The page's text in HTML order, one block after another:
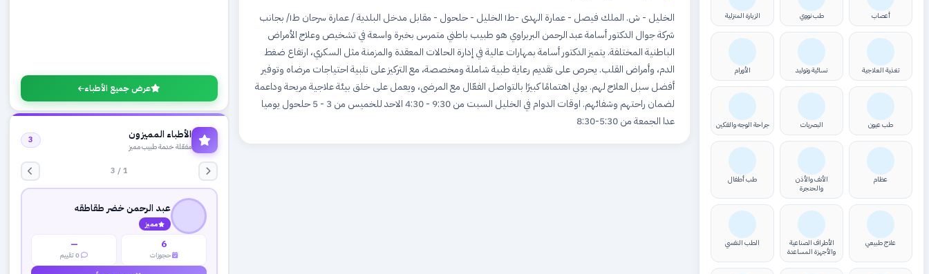
أعصاب طب نووي الزيارة المنزلية
تغذية العلاجية نسائية وتوليد الأورام
طب عيون البصريات جراحة الوجه والفكين
عظام
الأنف والأذن
والحنجرة
طب أطفال
علاج طبيعي
الأطراف الصناعية
والأجهزة المساعدة
الطب النفسي
الخليل - ش. الملك فيصل - عمارة الهدى -ط١ الخليل - حلحول - مقابل مدخل البلدية / عمارة سرحان ط١/ بجانب
شركة جوال الدكتور أسامة عبد الرحمن البربراوي هو طبيب باطني متمرس بخبرة واسعة في تشخيص وعلاج الأمراض
الباطنية المختلفة. يتميز الدكتور أسامة بمهارات عالية في إدارة الحالات المعقدة والمزمنة مثل السكري، ارتفاع ضغط
الدم، وأمراض القلب. يحرص على تقديم رعاية طبية شاملة ومخصصة، مع التركيز على تلبية احتياجات مرضاه وتوفير
أفضل سبل العلاج لهم. يولي اهتمامًا كبيرًا بالتواصل الفعّال مع المرضى، ويعمل على خلق بيئة علاجية مريحة وداعمة
لضمان راحتهم وشفائهم. اوقات الدوام في الخليل السبت من 9:30 - 4:30 الاحد للخميس من 3 - 5 حلحول يوميا
عدا الجمعة من 5:30-8:30
الأطباء المميزون 3
6
حجوزات